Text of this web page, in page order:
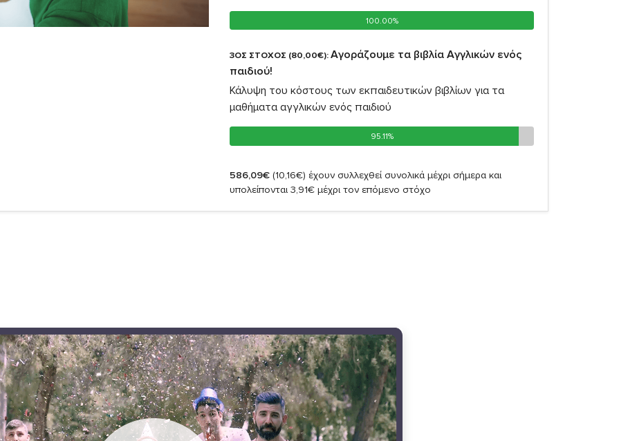
100.00%
100.00%
3ΟΣ ΣΤΟΧΟΣ (80,00€):Αγοράζουμε τα βιβλία Αγγλικών ενός
παιδιού!
Κάλυψη του κόστους των εκπαιδευτικών βιβλίων για τα
μαθήματα αγγλικών ενός παιδιού
95.11%
95.11%
586,09€ (10,16€) έχουν συλλεχθεί συνολικά μέχρι σήμερα και
υπολείπονται 3,91€ μέχρι τον επόμενο στόχο